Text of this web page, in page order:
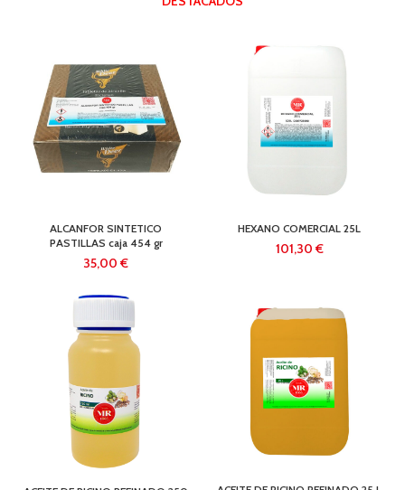
ALCANFOR SINTETICO
PASTILLAS caja 454 gr
€
HEXANO COMERCIAL 25L
€